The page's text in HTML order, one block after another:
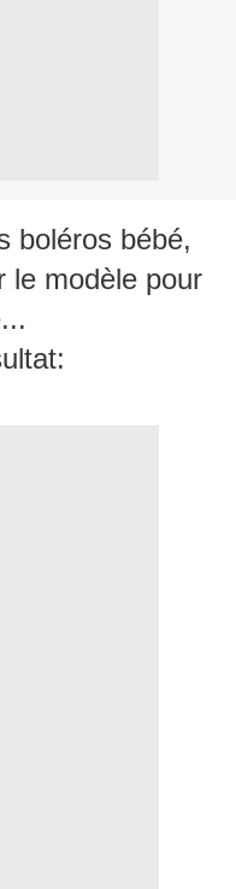
boléros bébé,
le modèle pour